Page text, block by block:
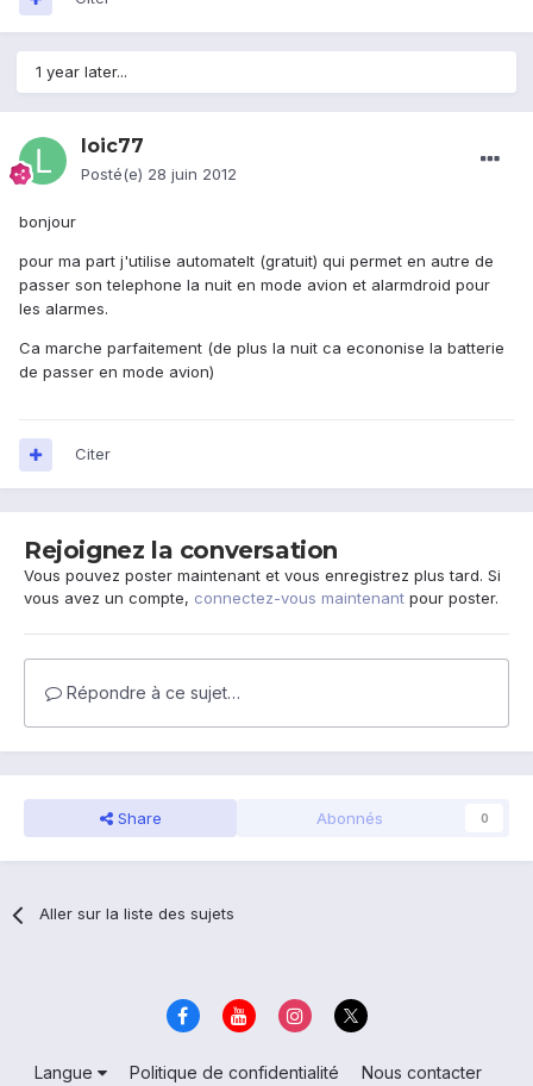
1 year later...
loic77
Posté(e) 28 juin 2012
bonjour
pour ma part j'utilise automateIt (gratuit) qui permet en autre de
passer son telephone la nuit en mode avion et alarmdroid pour
les alarmes.
Ca marche parfaitement (de plus la nuit ca econonise la batterie
de passer en mode avion)
Citer
Rejoignez la conversation
Vous pouvez poster maintenant et vous enregistrez plus tard. Si
vous avez un compte, connectez-vous maintenant pour poster.
Répondre à ce sujet…
Share Abonnés 0
Aller sur la liste des sujets
Langue Politique de confidentialité Nous contacter